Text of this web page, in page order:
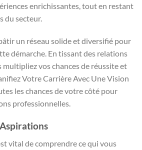
enrichissantes, tout en restant
du secteur.
un réseau solide et diversifié pour
démarche. En tissant des relations
vos chances de réussite et
Votre Carrière Avec Une Vision
les chances de votre côté pour
professionnelles.
vital de comprendre ce qui vous